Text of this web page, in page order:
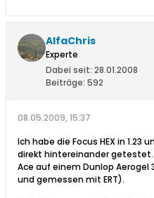
AlfaChris
Experte
Dabei seit: 28.01.2008
Beiträge: 592
08.05.2009, 15:37
Ich habe die Focus HEX in 1.23
direkt hintereinander getestet.
Ace auf einem Dunlop
und gemessen mit ERT).